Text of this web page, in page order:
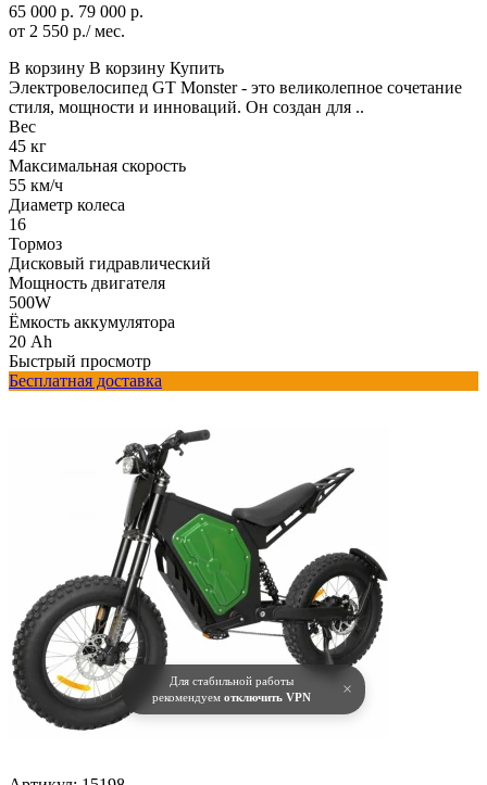
Для стабильной работы
рекомендуем отключить VPN ×
65 000 р. 79 000 р.
от 2 550 р./ мес.
В корзину В корзину Купить
Электровелосипед GT Monster - это великолепное сочетание
стиля, мощности и инноваций. Он создан для ..
Вес
45 кг
Максимальная скорость
55 км/ч
Диаметр колеса
16
Тормоз
Дисковый гидравлический
Мощность двигателя
500W
Ёмкость аккумулятора
20 Ah
Быстрый просмотр
Бесплатная доставка